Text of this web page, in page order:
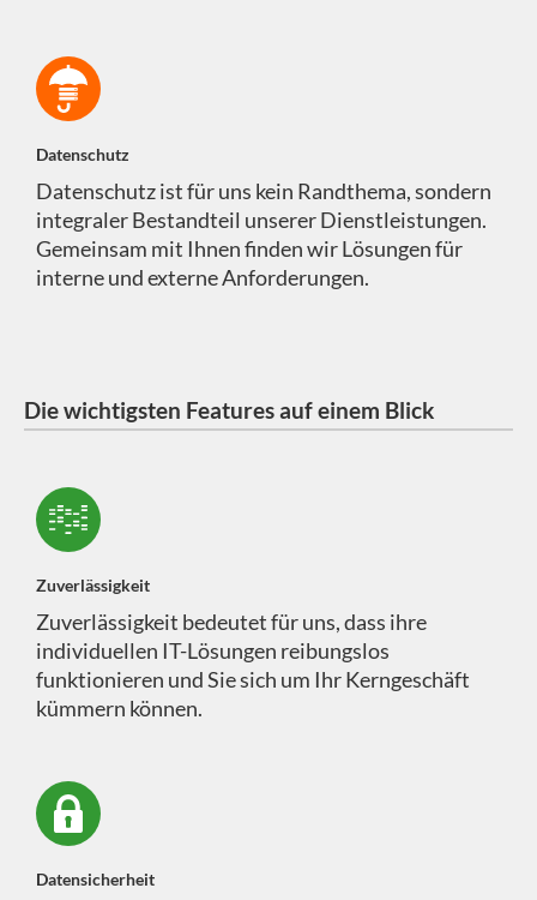
Datenschutz
Datenschutz ist für uns kein Randthema, sondern
integraler Bestandteil unserer Dienstleistungen.
Gemeinsam mit Ihnen finden wir Lösungen für
interne und externe Anforderungen.
Die wichtigsten Features auf einem Blick
Zuverlässigkeit
Zuverlässigkeit bedeutet für uns, dass ihre
individuellen IT-Lösungen reibungslos
funktionieren und Sie sich um Ihr Kerngeschäft
kümmern können.
Datensicherheit